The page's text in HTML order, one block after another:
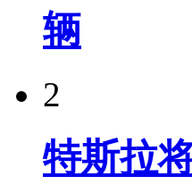
辆
2
特斯拉